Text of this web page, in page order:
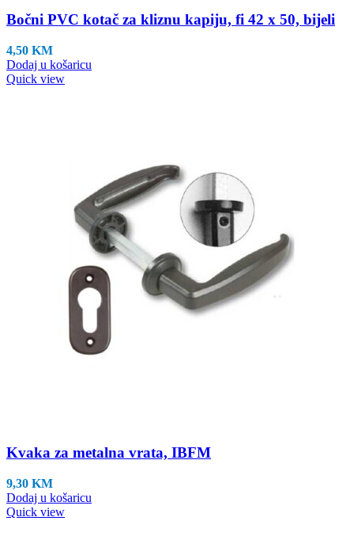
Bočni PVC kotač za kliznu kapiju, fi 42 x 50, bijeli
4,50 KM
Dodaj u košaricu
Quick view
Kvaka za metalna vrata, IBFM
9,30 KM
Dodaj u košaricu
Quick view